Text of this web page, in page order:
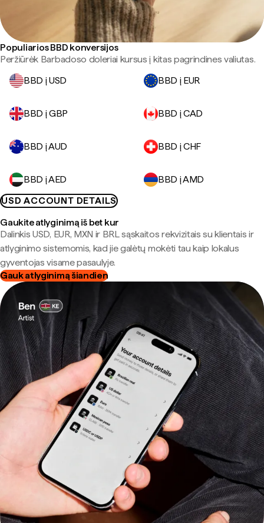
Populiarios BBD konversijos
Peržiūrėk Barbadoso doleriai kursus į kitas pagrindines valiutas.
BBD į USD
BBD į EUR
BBD į GBP BBD į CAD
BBD į AUD BBD į CHF
BBD į AED
BBD į AMD
USD ACCOUNT DETAILS
Gaukite atlyginimą iš bet kur
Dalinkis USD, EUR, MXN ir BRL sąskaitos rekvizitais su klientais ir
atlyginimo sistemomis, kad jie galėtų mokėti tau kaip lokalus
gyventojas visame pasaulyje.
Gauk atlyginimą šiandien